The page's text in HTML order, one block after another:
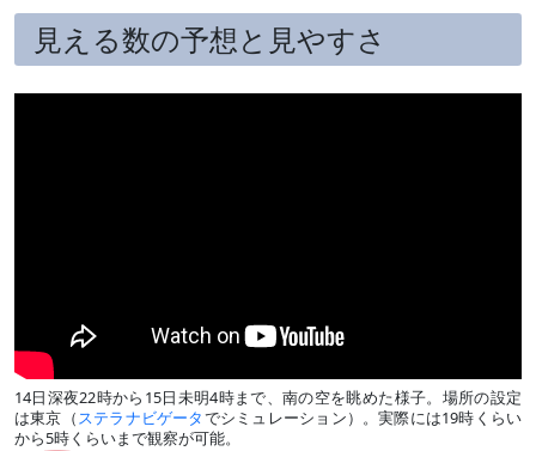
見える数の予想と見やすさ
14日深夜22時から15日未明4時まで、南の空を眺めた様子。場所の設定
は東京（ステラナビゲータでシミュレーション）。実際には19時くらい
から5時くらいまで観察が可能。